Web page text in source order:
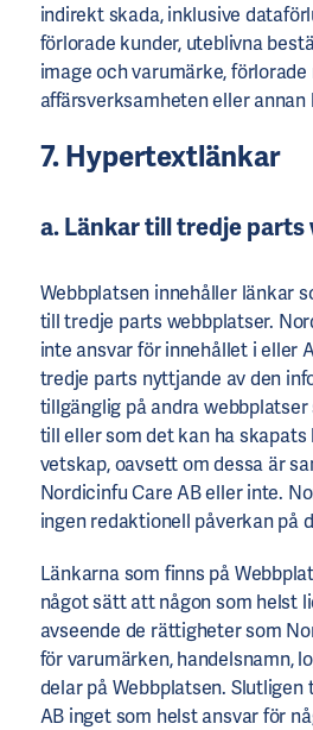
indirekt skada, inklusive
förlorade kunder, uteblivna
image och varumärke,
affärsverksamheten eller
7. Hypertextlänkar
a. Länkar till tredje
Webbplatsen innehåller länkar
till tredje parts webbplatser.
inte ansvar för innehållet i eller
tredje parts nyttjande av den
tillgänglig på andra
till eller som det kan ha
vetskap, oavsett om dessa är
Nordicinfu Care AB eller inte.
ingen redaktionell påverkan på
Länkarna som finns på
något sätt att någon som helst
avseende de rättigheter som
för varumärken, handelsnamn,
delar på Webbplatsen.
AB inget som helst ansvar för